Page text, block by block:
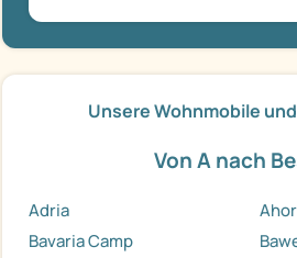
Unsere Wohnmobile
Von A nach
Adria
Bavaria Camp